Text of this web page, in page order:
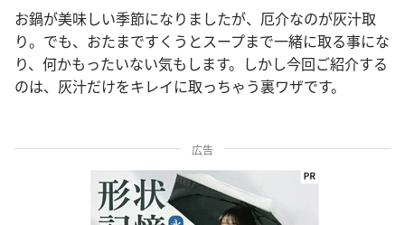
お鍋が美味しい季節になりましたが、厄介なのが灰汁取
り。でも、おたまですくうとスープまで一緒に取る事にな
り、何かもったいない気もします。しかし今回ご紹介する
のは、灰汁だけをキレイに取っちゃう裏ワザです。
広告